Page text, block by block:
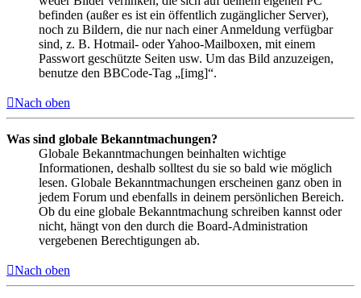
befinden (außer es ist ein öffentlich zugänglicher Server),
noch zu Bildern, die nur nach einer Anmeldung verfügbar
sind, z. B. Hotmail- oder Yahoo-Mailboxen, mit einem
Passwort geschützte Seiten usw. Um das Bild anzuzeigen,
benutze den BBCode-Tag „[img]“.
Nach oben
Was sind globale Bekanntmachungen?
Globale Bekanntmachungen beinhalten wichtige
Informationen, deshalb solltest du sie so bald wie möglich
lesen. Globale Bekanntmachungen erscheinen ganz oben in
jedem Forum und ebenfalls in deinem persönlichen Bereich.
Ob du eine globale Bekanntmachung schreiben kannst oder
nicht, hängt von den durch die Board-Administration
vergebenen Berechtigungen ab.
Nach oben